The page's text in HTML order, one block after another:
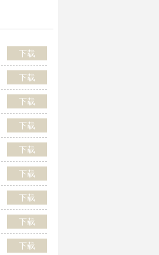
下载
下载
下载
下载
下载
下载
下载
下载
下载